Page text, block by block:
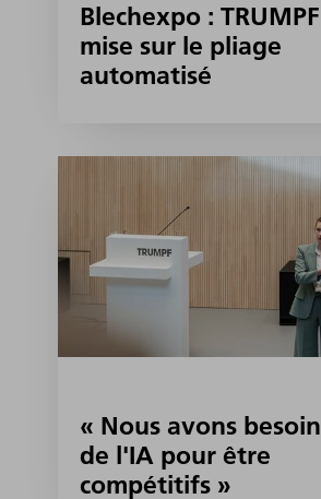
Blechexpo : TRUMPF
mise sur le pliage
automatisé
« Nous avons besoin
de l'IA pour être
compétitifs »